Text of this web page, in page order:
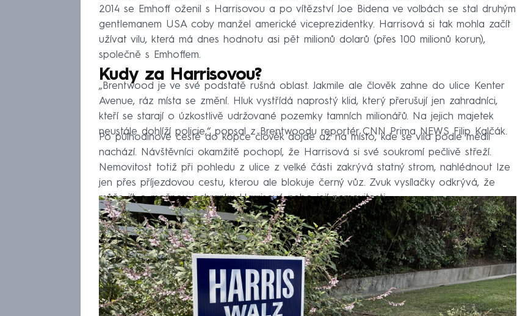
2014 se Emhoff oženil s Harrisovou a po vítězství Joe Bidena ve volbách se stal druhým
gentlemanem USA coby manžel americké viceprezidentky. Harrisová si tak mohla začít
užívat vilu, která má dnes hodnotu asi pět milionů dolarů (přes 100 milionů korun),
společně s Emhoffem.
Kudy za Harrisovou?
„Brentwood je ve své podstatě rušná oblast. Jakmile ale člověk zahne do ulice Kenter
Avenue, ráz místa se změní. Hluk vystřídá naprostý klid, který přerušují jen zahradníci,
kteří se starají o úzkostlivě udržované pozemky tamních milionářů. Na jejich majetek
neustále dohlíží policie,“ popsal z Brentwoodu reportér CNN Prima NEWS Filip Kalčák.
Po půlhodinové cestě do kopce člověk dojde až na místo, kde se vila podle médií
nachází. Návštěvníci okamžitě pochopí, že Harrisová si své soukromí pečlivě střeží.
Nemovitost totiž při pohledu z ulice z velké části zakrývá statný strom, nahlédnout lze
jen přes příjezdovou cestu, kterou ale blokuje černý vůz. Zvuk vysílačky odkrývá, že
může jít o možnou ochranku Harrisové nebo její nemovitosti.